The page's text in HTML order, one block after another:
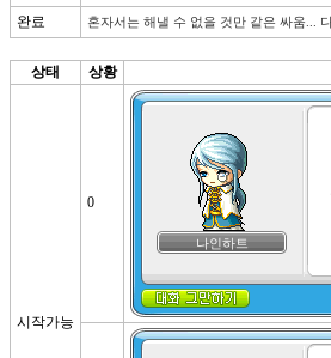
완료 혼자서는 해낼 수 없을 것만 같은 싸움...
상태 상황
시작가능
0
나인하트